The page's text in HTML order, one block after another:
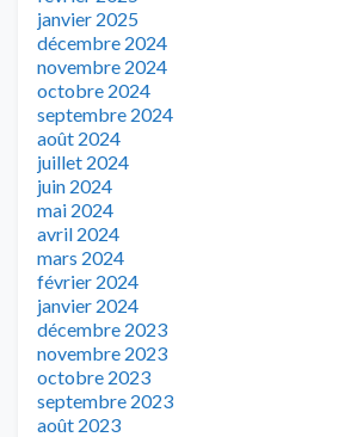
janvier 2025
décembre 2024
novembre 2024
octobre 2024
septembre 2024
août 2024
juillet 2024
juin 2024
mai 2024
avril 2024
mars 2024
février 2024
janvier 2024
décembre 2023
novembre 2023
octobre 2023
septembre 2023
août 2023